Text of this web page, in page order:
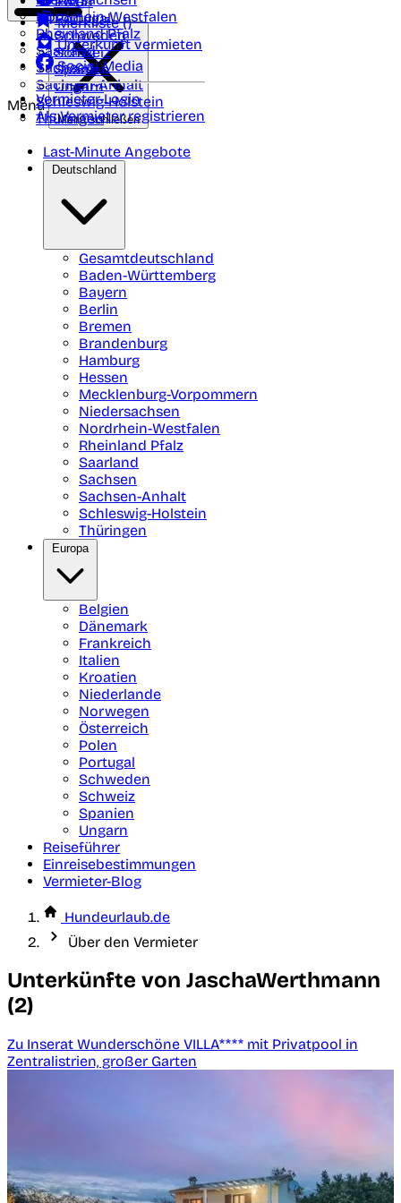
Nordrhein-Westfalen
Rheinland Pfalz
Saarland
Sachsen
Sachsen-Anhalt
Schleswig-Holstein
Thüringen
Portugal
Schweden
Schweiz
Spanien
Ungarn
Merkliste ()
Unterkunft vermieten
Social Media
Vermieter-Login
Als Vermieter registrieren
Menü
Menü schließen
Last-Minute Angebote
Deutschland
Gesamtdeutschland
Baden-Württemberg
Bayern
Berlin
Bremen
Brandenburg
Hamburg
Hessen
Mecklenburg-Vorpommern
Niedersachsen
Nordrhein-Westfalen
Rheinland Pfalz
Saarland
Sachsen
Sachsen-Anhalt
Schleswig-Holstein
Thüringen
Europa
Belgien
Dänemark
Frankreich
Italien
Kroatien
Niederlande
Norwegen
Österreich
Polen
Portugal
Schweden
Schweiz
Spanien
Ungarn
Reiseführer
Einreisebestimmungen
Vermieter-Blog
Hundeurlaub.de
Über den Vermieter
Unterkünfte von JaschaWerthmann
(2)
Zu Inserat Wunderschöne VILLA**** mit Privatpool in
Zentralistrien, großer Garten